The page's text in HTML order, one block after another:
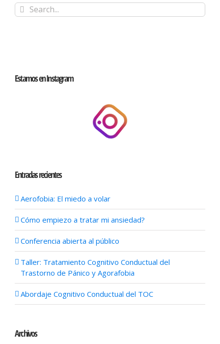
Search
for:
Estamos en Instagram
Entradas recientes
Aerofobia: El miedo a volar
Cómo empiezo a tratar mi ansiedad?
Conferencia abierta al público
Taller: Tratamiento Cognitivo Conductual del
Trastorno de Pánico y Agorafobia
Abordaje Cognitivo Conductual del TOC
Archivos